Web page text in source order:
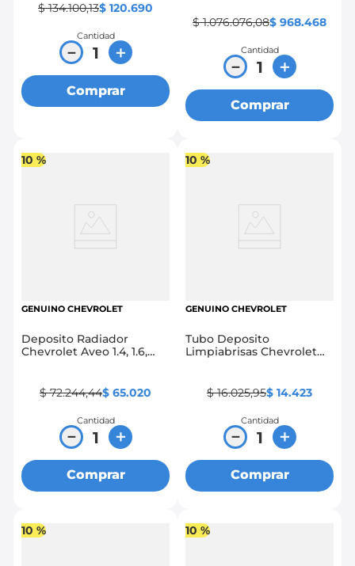
$ 134.100,13$ 120.690
Cantidad
＋
－
Comprar
$ 1.076.076,08$ 968.468
Cantidad
＋
－
Comprar
10 %
GENUINO CHEVROLET
Deposito Radiador
Chevrolet Aveo 1.4, 1.6,
$ 72.244,44$ 65.020
Cantidad
＋
－
Comprar
10 %
GENUINO CHEVROLET
Tubo Deposito
Limpiabrisas Chevrolet
$ 16.025,95$ 14.423
Cantidad
＋
－
Comprar
10 % 10 %